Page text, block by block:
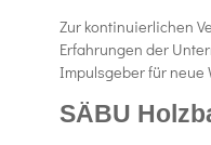
Zur kontinuierlichen
Erfahrungen der
Impulsgeber für neue
SÄBU